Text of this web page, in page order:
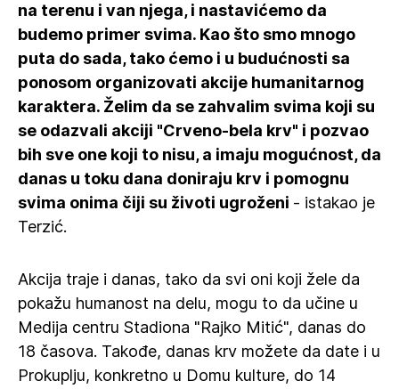
na terenu i van njega, i nastavićemo da
budemo primer svima. Kao što smo mnogo
puta do sada, tako ćemo i u budućnosti sa
ponosom organizovati akcije humanitarnog
karaktera. Želim da se zahvalim svima koji su
se odazvali akciji "Crveno-bela krv" i pozvao
bih sve one koji to nisu, a imaju mogućnost, da
danas u toku dana doniraju krv i pomognu
svima onima čiji su životi ugroženi - istakao je
Terzić.
Akcija traje i danas, tako da svi oni koji žele da
pokažu humanost na delu, mogu to da učine u
Medija centru Stadiona "Rajko Mitić", danas do
18 časova. Takođe, danas krv možete da date i u
Prokuplju, konkretno u Domu kulture, do 14